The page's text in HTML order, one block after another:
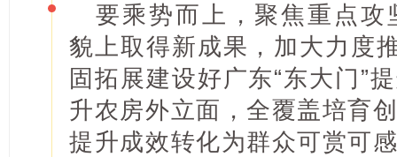
要乘势而上，聚焦重点
貌上取得新成果，加大力度
固拓展建设好广东“东大门”
升农房外立面，全覆盖培育
提升成效转化为群众可赏可